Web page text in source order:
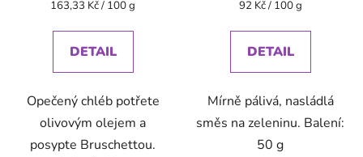
Měrná
163,33 Kč / 100 g
DETAIL
Opečený chléb potřete
olivovým olejem a
posypte Bruschettou.
Měrná
92 Kč / 100 g
DETAIL
Mírně pálivá, nasládlá
směs na zeleninu. Balení:
50 g